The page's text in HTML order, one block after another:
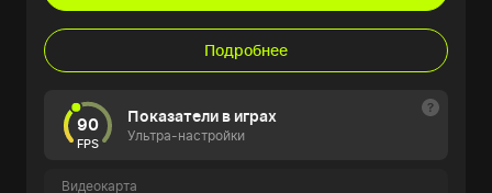
Подробнее
90
FPS
Показатели в играх
Ультра-настройки
Видеокарта